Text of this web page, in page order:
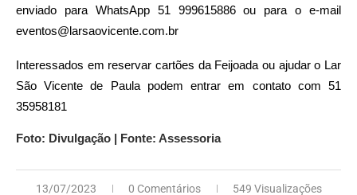
enviado para WhatsApp 51 999615886 ou para o e-mail
eventos@larsaovicente.com.br
Interessados em reservar cartões da Feijoada ou ajudar o Lar
São Vicente de Paula podem entrar em contato com 51
35958181
Foto: Divulgação | Fonte: Assessoria
13/07/2023 0 Comentários 549 Visualizações